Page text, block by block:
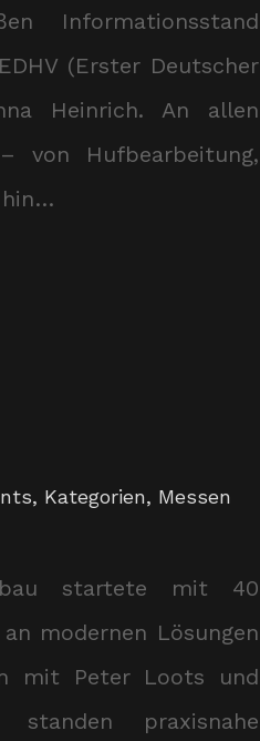
Informationsstand
(Erster Deutscher
Heinrich. An allen
von Hufbearbeitung,
hin…
, Kategorien, Messen
startete mit 40
modernen Lösungen
mit Peter Loots und
praxisnahe